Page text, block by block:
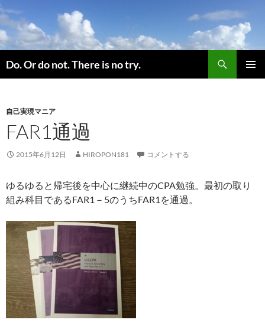
コ
ン
テ
ン
ツ
へ
Do. Or do not. There is no try.
索
自己実現マニア
FAR1通過
2015年6月12日 HIROPON181 コメントする
ゆるゆると帰宅後を中心に継続中のCPA勉強。最初の取り
組み科目であるFAR1－5のうちFAR1を通過。